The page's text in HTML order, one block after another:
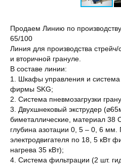
Продаем Линию по
65/100
Линия для производства
и вторичной грануле.
В составе линии:
1. Шкафы управления и система
фирмы SKG;
2. Система пневмозагрузки
3. Двухшнековый экструдер
биметаллические, материал 38
глубина азотации 0, 5 – 0, 6 мм.
электродвигателя по 18, 5 кВт
нагрева 35 кВт);
4. Система фильтрации (2 шт.